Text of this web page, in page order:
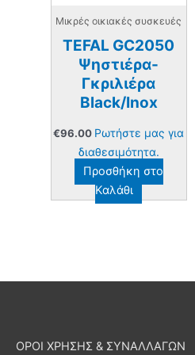
Μικρές οικιακές συσκευές
TEFAL GC2050
Ψηστιέρα-
Γκριλιέρα
Black/Inox
€96.00 Ρωτήστε μας για
διαθεσιμότητα.
Προσθήκη στο
Καλάθι
ΟΡΟΙ ΧΡΗΣΗΣ & ΣΥΝΑΛΛΑΓΩΝ